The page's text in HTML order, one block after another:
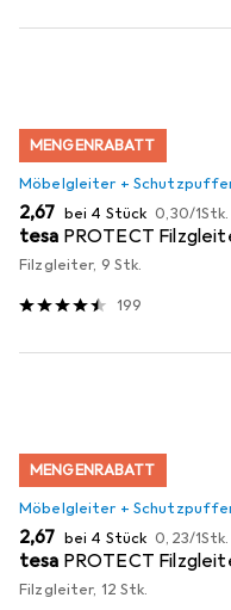
MENGENRABATT
Möbelgleiter +
EUR
2,67 bei 4 Stück EUR
0,30/1Stk.
tesa PROTECT
Filzgleiter, 9 Stk.
199
MENGENRABATT
Möbelgleiter +
EUR
2,67 bei 4 Stück EUR
0,23/1Stk.
tesa PROTECT
Filzgleiter, 12 Stk.